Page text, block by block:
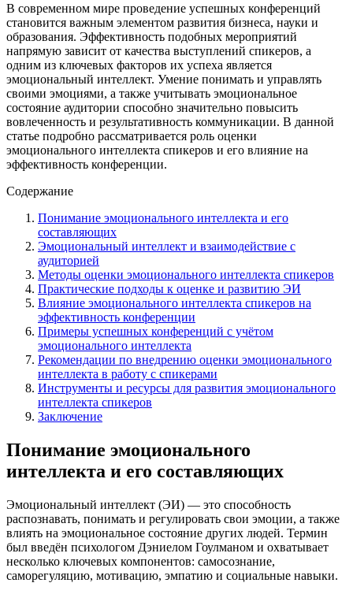
В современном мире проведение успешных конференций
становится важным элементом развития бизнеса, науки и
образования. Эффективность подобных мероприятий
напрямую зависит от качества выступлений спикеров, а
одним из ключевых факторов их успеха является
эмоциональный интеллект. Умение понимать и управлять
своими эмоциями, а также учитывать эмоциональное
состояние аудитории способно значительно повысить
вовлеченность и результативность коммуникации. В данной
статье подробно рассматривается роль оценки
эмоционального интеллекта спикеров и его влияние на
эффективность конференции.
Содержание
Понимание эмоционального интеллекта и его
составляющих
Эмоциональный интеллект и взаимодействие с
аудиторией
Методы оценки эмоционального интеллекта спикеров
Практические подходы к оценке и развитию ЭИ
Влияние эмоционального интеллекта спикеров на
эффективность конференции
Примеры успешных конференций с учётом
эмоционального интеллекта
Рекомендации по внедрению оценки эмоционального
интеллекта в работу с спикерами
Инструменты и ресурсы для развития эмоционального
интеллекта спикеров
Заключение
Понимание эмоционального
интеллекта и его составляющих
Эмоциональный интеллект (ЭИ) — это способность
распознавать, понимать и регулировать свои эмоции, а также
влиять на эмоциональное состояние других людей. Термин
был введён психологом Дэниелом Гоулманом и охватывает
несколько ключевых компонентов: самосознание,
саморегуляцию, мотивацию, эмпатию и социальные навыки.